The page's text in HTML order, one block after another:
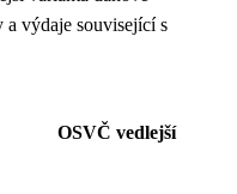
a výdaje související s
OSVČ vedlejší